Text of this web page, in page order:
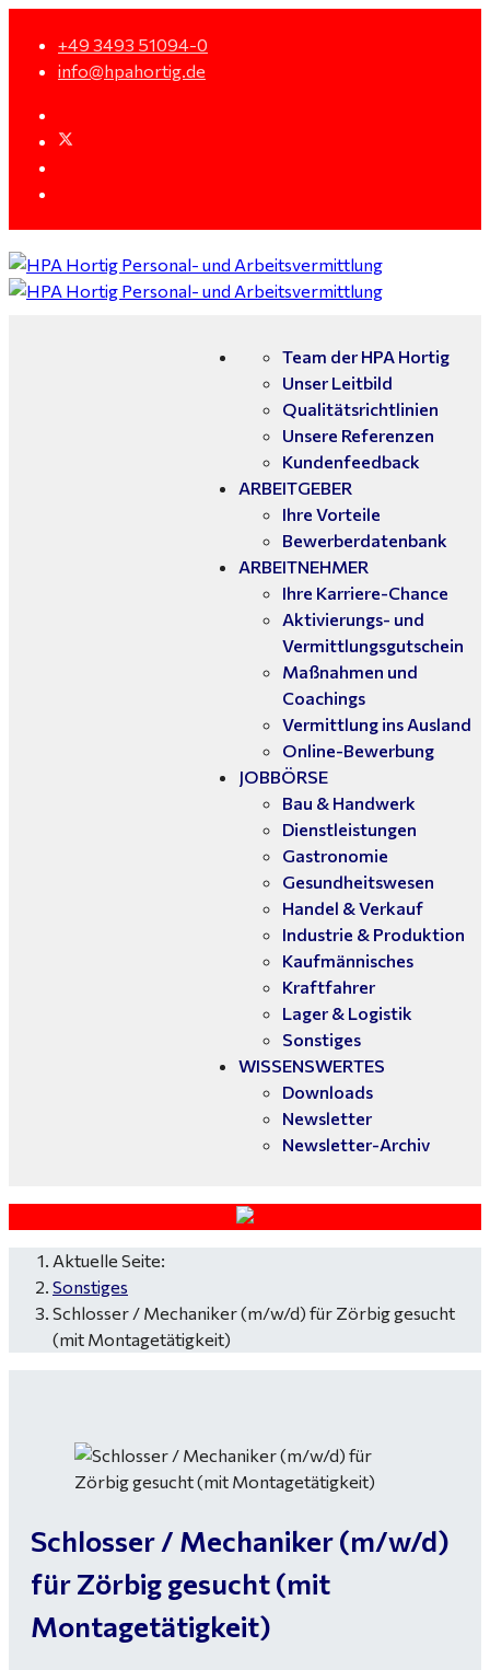
+49 3493 51094-0
info@hpahortig.de
Team der HPA Hortig
Unser Leitbild
Qualitätsrichtlinien
Unsere Referenzen
Kundenfeedback
ARBEITGEBER
Ihre Vorteile
Bewerberdatenbank
ARBEITNEHMER
Ihre Karriere-Chance
Aktivierungs- und
Vermittlungsgutschein
Maßnahmen und
Coachings
Vermittlung ins Ausland
Online-Bewerbung
JOBBÖRSE
Bau & Handwerk
Dienstleistungen
Gastronomie
Gesundheitswesen
Handel & Verkauf
Industrie & Produktion
Kaufmännisches
Kraftfahrer
Lager & Logistik
Sonstiges
WISSENSWERTES
Downloads
Newsletter
Newsletter-Archiv
Aktuelle Seite:
Sonstiges
Schlosser / Mechaniker (m/w/d) für Zörbig gesucht
(mit Montagetätigkeit)
Schlosser / Mechaniker (m/w/d)
für Zörbig gesucht (mit
Montagetätigkeit)